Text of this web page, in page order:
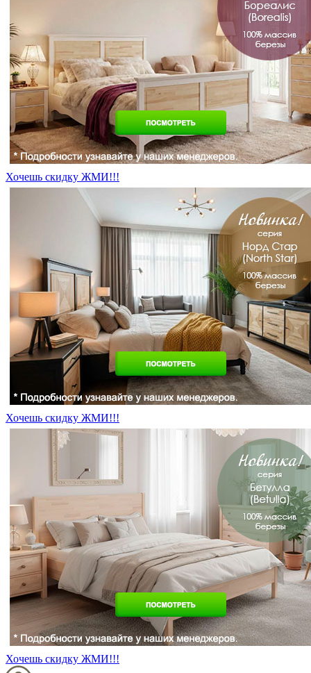
Хочешь скидку ЖМИ!!!
Хочешь скидку ЖМИ!!!
Хочешь скидку ЖМИ!!!